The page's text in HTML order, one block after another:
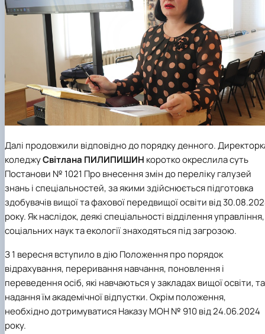
Далі продовжили відповідно до порядку денного.
коледжуСвітлана ПИЛИПИШИН коротко окреслила суть
Постанови № 1021 Про внесення змін до переліку галузей
знань і спеціальностей, за якими здійснюється підготовка
здобувачів вищої та фахової передвищої освіти від
року. Як наслідок, деякі спеціальності відділення управління,
соціальних наук та екології знаходяться під загрозою.
З 1 вересня вступило в дію Положення про порядок
відрахування, переривання навчання, поновлення і
переведення осіб, які навчаються у закладах вищої освіти, та
надання їм академічної відпустки. Окрім положення,
необхідно дотримуватися Наказу МОН № 910 від 24.06.2024
року.